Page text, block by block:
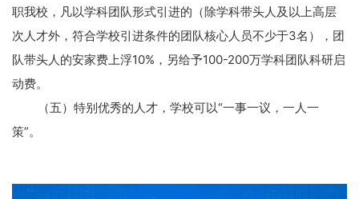
职我校，凡以学科团队形式引进的（除学科带头人及以上高层
次人才外，符合学校引进条件的团队核心人员不少于3名），团
队带头人的安家费上浮10% ，另给予100-200万学科团队科研启
动费。
（五）特别优秀的人才，学校可以“一事一议，一人一
策”。